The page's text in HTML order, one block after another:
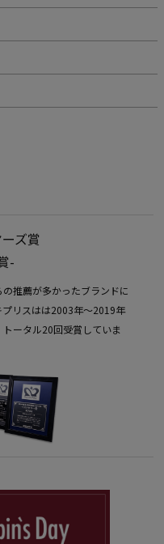
ズ賞
-
推薦が多かったブランドに
リスはは2003年〜2019年
ータル20回受賞していま